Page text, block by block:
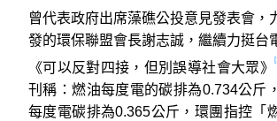
English
臉書
YouTube
曾代表政府出席藻礁公投意見發表會，
發的環保聯盟會長謝志誠，繼續力挺台
《可以反對四接，但別誤導社會大眾》
刊稱：燃油每度電的碳排為0.734公斤
每度電碳排為0.365公斤，環團指控「